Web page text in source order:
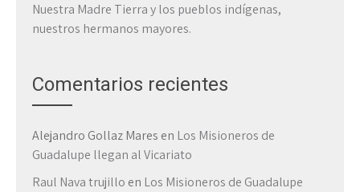
Nuestra Madre Tierra y los pueblos indígenas,
nuestros hermanos mayores.
Comentarios recientes
Alejandro Gollaz Mares en Los Misioneros de
Guadalupe llegan al Vicariato
Raul Nava trujillo en Los Misioneros de Guadalupe